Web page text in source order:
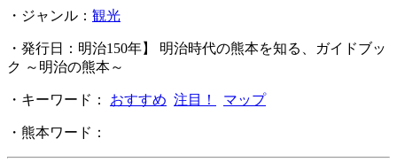
・ジャンル： 観光
・発行日：明治150年】 明治時代の熊本を知る、ガイドブッ
ク ～明治の熊本～
・キーワード： おすすめ 注目！ マップ
・熊本ワード：